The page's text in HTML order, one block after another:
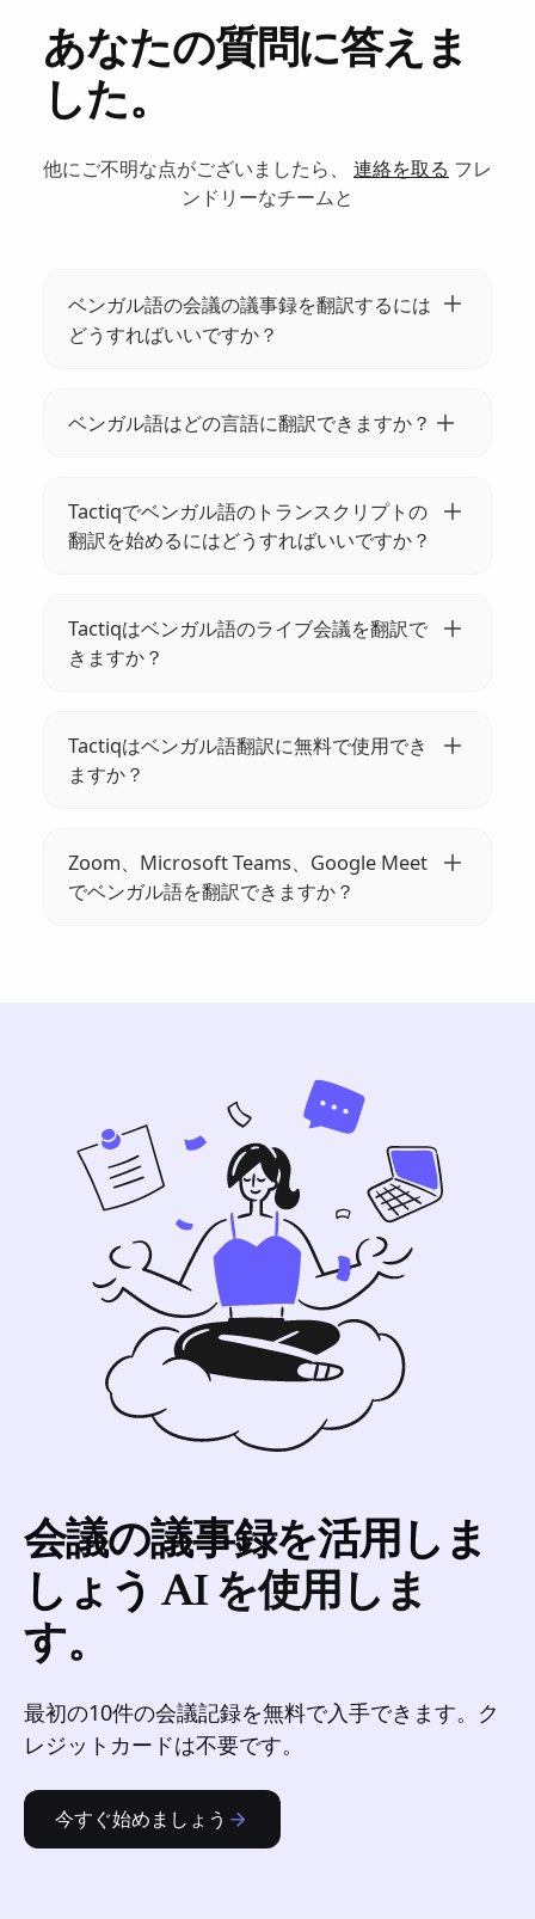
あなたの質問に答えま
した。
他にご不明な点がございましたら、 連絡を取る フレ
ンドリーなチームと
ベンガル語の会議の議事録を翻訳するには
どうすればいいですか？
簡単に翻訳できます。トランスクリプトをア
ップロードし、ターゲット言語を選択すれ
す。無料で始めて、すぐにコミュニケーショ
ンを改善しましょう。
ベンガル語はどの言語に翻訳できますか？
フランス語など35以上の言語に翻訳できま
す。これにより、多様なチーム間での効果的
なコミュニケーションが可能になります。
Tactiqでベンガル語のトランスクリプトの
翻訳を始めるにはどうすればいいですか？
ルします。ミーティングに参加すると、Tactiq
が自動的に文字起こしを開始します。その
後、数回クリックするだけで、翻訳する言語
Tactiqはベンガル語のライブ会議を翻訳で
きますか？
できます。会議中、Tactiqはリアルタイムの文
字起こしと翻訳を提供するので、希望する言
語での会話を簡単にフォローできます。
Tactiqはベンガル語翻訳に無料で使用でき
ますか？
めの無料オプションを提供しています。無料
で始められますが、アップグレードしてより
高度な機能や統合機能を利用することもでき
Zoom、Microsoft Teams、Google Meet
でベンガル語を翻訳できますか？
会議の議事録を活用しま
しょう AI を使用しま
す。
最初の10件の会議記録を無料で入手できます。ク
レジットカードは不要です。
今すぐ始めましょう